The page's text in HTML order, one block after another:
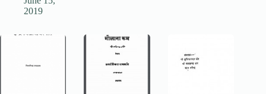
2019